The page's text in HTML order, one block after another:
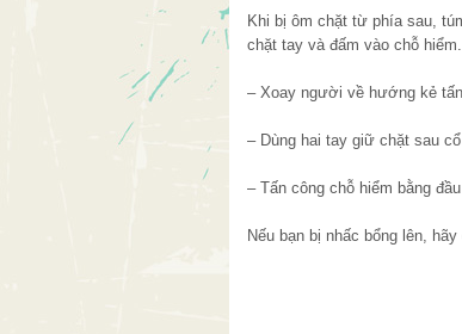
Khi bị ôm chặt từ phía sau,
chặt tay và đấm vào chỗ hiểm.
– Xoay người về hướng kẻ
– Dùng hai tay giữ chặt sau cổ
– Tấn công chỗ hiểm bằng
Nếu bạn bị nhấc bổng lên,